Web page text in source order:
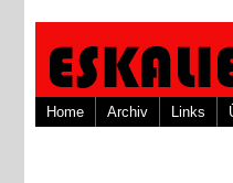
Home Archiv Links